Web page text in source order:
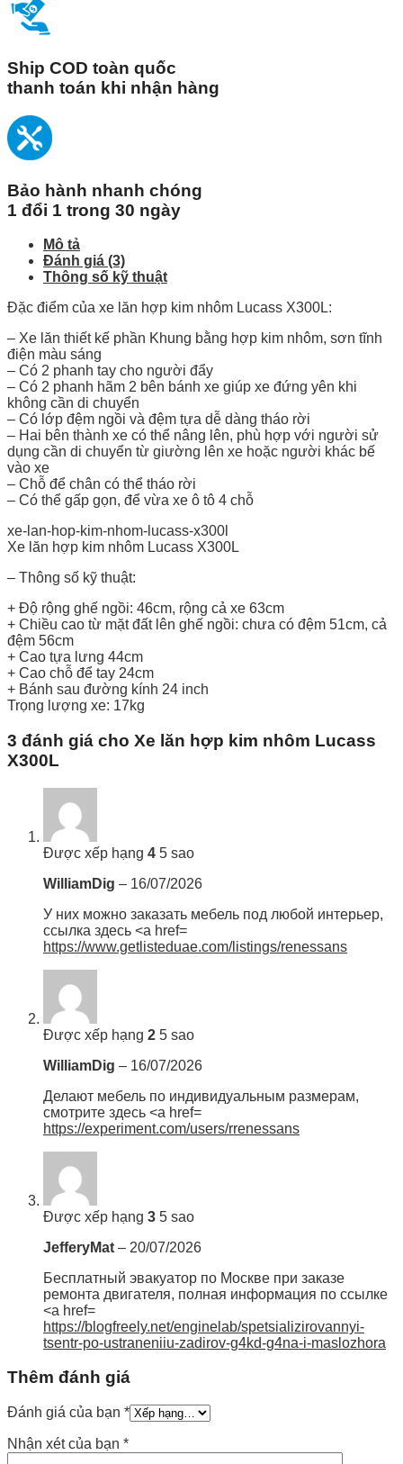
Ship COD toàn quốc
thanh toán khi nhận hàng
Bảo hành nhanh chóng
1 đổi 1 trong 30 ngày
Mô tả
Đánh giá (3)
Thông số kỹ thuật
Đặc điểm của xe lăn hợp kim nhôm Lucass X300L:
– Xe lăn thiết kế phần Khung bằng hợp kim nhôm, sơn tĩnh
điện màu sáng
– Có 2 phanh tay cho người đẩy
– Có 2 phanh hãm 2 bên bánh xe giúp xe đứng yên khi
không cần di chuyển
– Có lớp đệm ngồi và đệm tựa dễ dàng tháo rời
– Hai bên thành xe có thể nâng lên, phù hợp với người sử
dụng cần di chuyển từ giường lên xe hoặc người khác bế
vào xe
– Chỗ để chân có thể tháo rời
– Có thể gấp gọn, để vừa xe ô tô 4 chỗ
xe-lan-hop-kim-nhom-lucass-x300l
Xe lăn hợp kim nhôm Lucass X300L
– Thông số kỹ thuật:
+ Độ rộng ghế ngồi: 46cm, rộng cả xe 63cm
+ Chiều cao từ mặt đất lên ghế ngồi: chưa có đệm 51cm, cả
đệm 56cm
+ Cao tựa lưng 44cm
+ Cao chỗ để tay 24cm
+ Bánh sau đường kính 24 inch
Trọng lượng xe: 17kg
3 đánh giá cho Xe lăn hợp kim nhôm Lucass
X300L
Được xếp hạng 4 5 sao
WilliamDig – 16/07/2026
У них можно заказать мебель под любой интерьер,
ссылка здесь <a href=
https://www.getlisteduae.com/listings/renessans
Được xếp hạng 2 5 sao
WilliamDig – 16/07/2026
Делают мебель по индивидуальным размерам,
смотрите здесь <a href=
https://experiment.com/users/rrenessans
Được xếp hạng 3 5 sao
JefferyMat – 20/07/2026
Бесплатный эвакуатор по Москве при заказе
ремонта двигателя, полная информация по ссылке
<a href=
https://blogfreely.net/enginelab/spetsializirovannyi-
tsentr-po-ustraneniiu-zadirov-g4kd-g4na-i-maslozhora
Thêm đánh giá
Đánh giá của bạn *
Nhận xét của bạn *